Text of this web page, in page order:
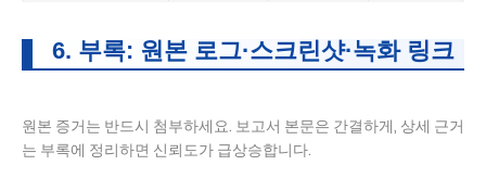
6. 부록: 원본 로그·스크린샷·녹화 링크
원본 증거는 반드시 첨부하세요. 보고서 본문은 간결하게, 상세 근거
는 부록에 정리하면 신뢰도가 급상승합니다.